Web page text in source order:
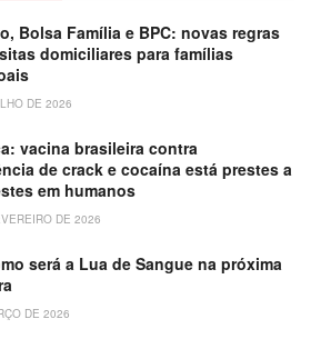
Bolsa Família e BPC: novas regras
domiciliares para famílias
DE 2026
vacina brasileira contra
de crack e cocaína está prestes a
em humanos
DE 2026
será a Lua de Sangue na próxima
DE 2026